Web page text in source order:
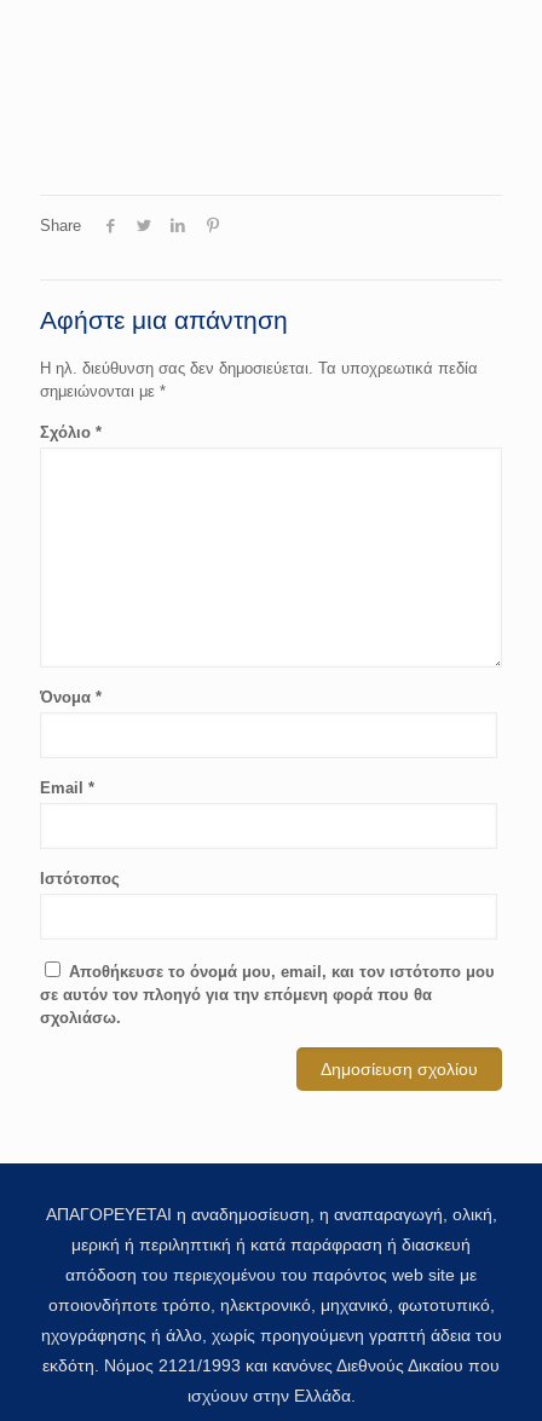
Share
Αφήστε μια απάντηση
Η ηλ. διεύθυνση σας δεν δημοσιεύεται. Τα υποχρεωτικά πεδία
σημειώνονται με *
Σχόλιο *
Όνομα *
Email *
Ιστότοπος
Αποθήκευσε το όνομά μου, email, και τον ιστότοπο μου
σε αυτόν τον πλοηγό για την επόμενη φορά που θα
σχολιάσω.
ΑΠΑΓΟΡΕΥΕΤΑΙ η αναδημοσίευση, η αναπαραγωγή, ολική,
μερική ή περιληπτική ή κατά παράφραση ή διασκευή
απόδοση του περιεχομένου του παρόντος web site με
οποιονδήποτε τρόπο, ηλεκτρονικό, μηχανικό, φωτοτυπικό,
ηχογράφησης ή άλλο, χωρίς προηγούμενη γραπτή άδεια του
εκδότη. Νόμος 2121/1993 και κανόνες Διεθνούς Δικαίου που
ισχύουν στην Ελλάδα.